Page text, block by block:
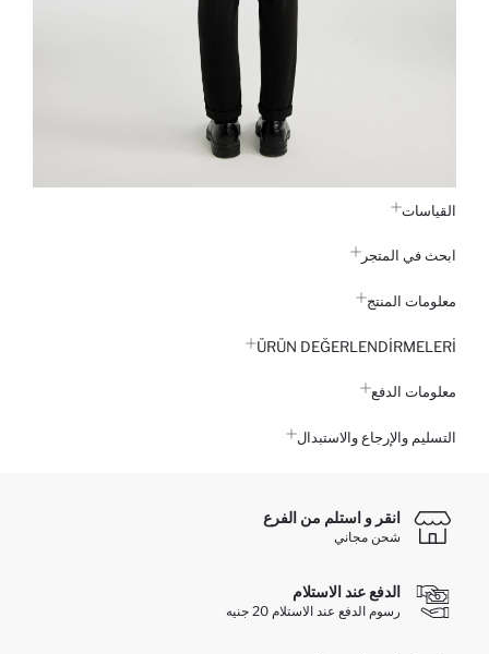
القياسات
ابحث في المتجر
معلومات المنتج
ÜRÜN DEĞERLENDİRMELERİ
معلومات الدفع
التسليم والإرجاع والاستبدال
انقر و استلم من الفرع
شحن مجاني
الدفع عند الاستلام
رسوم الدفع عند الاستلام 20 جنيه